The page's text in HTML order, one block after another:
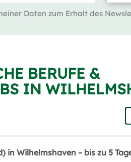
Daten zum Erhalt des
BERUFE &
IN
Wilhelmshaven – bis zu 5